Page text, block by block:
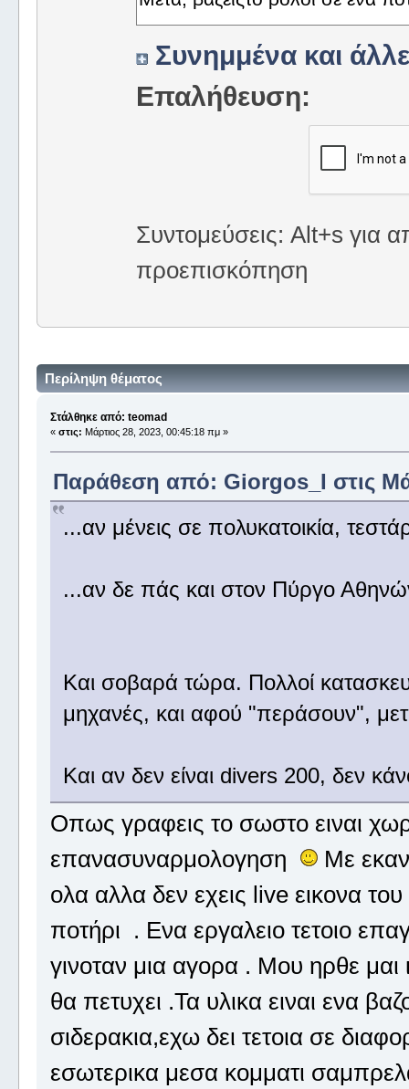
Συνημμένα και
Επαλήθευση:
Συντομεύσεις: Alt+s για
προεπισκόπηση
Περίληψη θέματος
Στάλθηκε από: teomad
« στις: Μάρτιος 28, 2023, 00:45:18 πμ »
Παράθεση από: Giorgos_I στις
...αν μένεις σε πολυκατοικία,
...αν δε πάς και στον Πύργο
Και σοβαρά τώρα. Πολλοί
μηχανές, και αφού "περάσουν",
Και αν δεν είναι divers 200, δεν
Οπως γραφεις το σωστο ειναι
επανασυναρμολογηση
Με
ολα αλλα δεν εχεις live εικονα
ποτήρι . Ενα εργαλειο τετοιο
γινοταν μια αγορα . Μου ηρθε
θα πετυχει .Τα υλικα ειναι ενα
σιδερακια,εχω δει τετοια σε
εσωτερικα μεσα κομματι